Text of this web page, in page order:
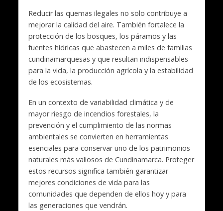
Reducir las quemas ilegales no solo contribuye a
mejorar la calidad del aire. También fortalece la
protección de los bosques, los páramos y las
fuentes hídricas que abastecen a miles de familias
cundinamarquesas y que resultan indispensables
para la vida, la producción agrícola y la estabilidad
de los ecosistemas.
En un contexto de variabilidad climática y de
mayor riesgo de incendios forestales, la
prevención y el cumplimiento de las normas
ambientales se convierten en herramientas
esenciales para conservar uno de los patrimonios
naturales más valiosos de Cundinamarca. Proteger
estos recursos significa también garantizar
mejores condiciones de vida para las
comunidades que dependen de ellos hoy y para
las generaciones que vendrán.